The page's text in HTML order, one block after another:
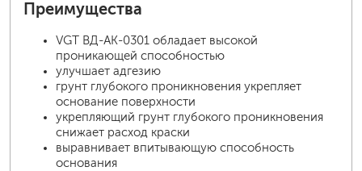
Преимущества
VGT ВД-АК-0301 обладает высокой
проникающей способностью
улучшает адгезию
грунт глубокого проникновения укрепляет
основание поверхности
укрепляющий грунт глубокого проникновения
снижает расход краски
выравнивает впитывающую способность
основания